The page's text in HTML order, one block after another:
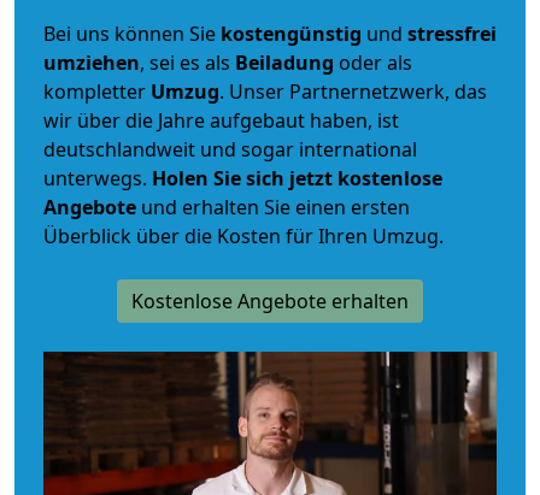
Bei uns können Sie kostengünstig und stressfrei
umziehen, sei es als Beiladung oder als
kompletter Umzug. Unser Partnernetzwerk, das
wir über die Jahre aufgebaut haben, ist
deutschlandweit und sogar international
unterwegs. Holen Sie sich jetzt kostenlose
Angebote und erhalten Sie einen ersten
Überblick über die Kosten für Ihren Umzug.
Kostenlose Angebote erhalten